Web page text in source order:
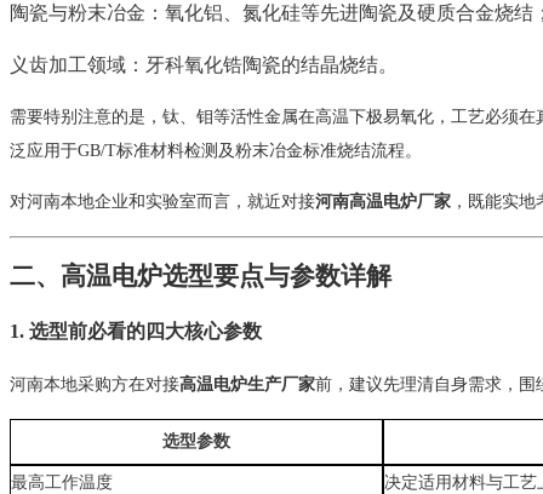
陶瓷与粉末冶金：氧化铝、氮化硅等先进陶瓷及硬质合金烧结
义齿加工领域：牙科氧化锆陶瓷的结晶烧结。
需要特别注意的是，钛、钼等活性金属在高温下极易氧化，工艺必须
泛应用于GB/T标准材料检测及粉末冶金标准烧结流程。
对河南本地企业和实验室而言，就近对接河南高温电炉厂家 ，既能实
二、高温电炉选型要点与参数详解
1. 选型前必看的四大核心参数
河南本地采购方在对接高温电炉生产厂家前，建议先理清自身需求，围
选型参数
最高工作温度
决定适用材料与工艺